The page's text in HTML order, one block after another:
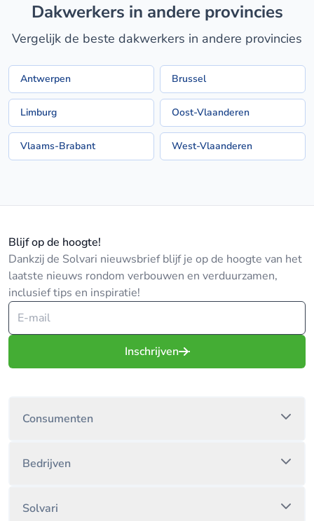
dakwerkers in andere provincies
Vergelijk de beste dakwerkers in andere provincies
Antwerpen Brussel
Limburg Oost-Vlaanderen
Vlaams-Brabant West-Vlaanderen
Blijf op de hoogte!
Dankzij de Solvari nieuwsbrief blijf je op de hoogte van het
laatste nieuws rondom verbouwen en verduurzamen,
inclusief tips en inspiratie!
Inschrijven
Consumenten
Bedrijven
Solvari